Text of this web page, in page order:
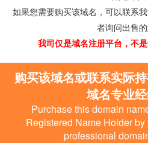
如果您需要购买该域名，可以联系
者询问出售的
我司仅是域名注册平台，不
购买该域名或联系实际
域名专业
Purchase this domain
Registered Name Holder
professional